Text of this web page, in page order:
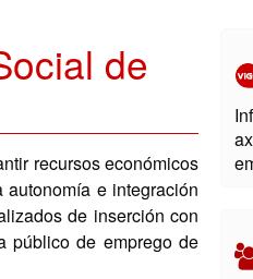
de
recursos económicos
e integración
de inserción con
público de emprego de